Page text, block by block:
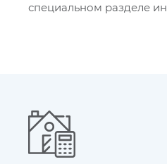
специальном разделе